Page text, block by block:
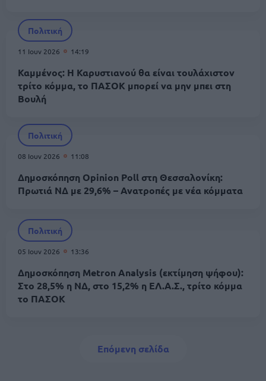
Πολιτική
11 Ιουν 2026 14:19
Καμμένος: Η Καρυστιανού θα είναι τουλάχιστον
τρίτο κόμμα, το ΠΑΣΟΚ μπορεί να μην μπει στη
Βουλή
Πολιτική
08 Ιουν 2026 11:08
Δημοσκόπηση Opinion Poll στη Θεσσαλονίκη:
Πρωτιά ΝΔ με 29,6% – Ανατροπές με νέα κόμματα
Πολιτική
05 Ιουν 2026 13:36
Δημοσκόπηση Metron Analysis (εκτίμηση ψήφου):
Στο 28,5% η ΝΔ, στο 15,2% η ΕΛ.Α.Σ., τρίτο κόμμα
το ΠΑΣΟΚ
Next page
Επόμενη σελίδα